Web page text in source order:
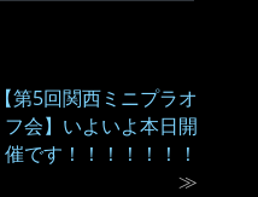
【第5回関西ミニプラオ
フ会】いよいよ本日開
催です！！！！！！！
≫